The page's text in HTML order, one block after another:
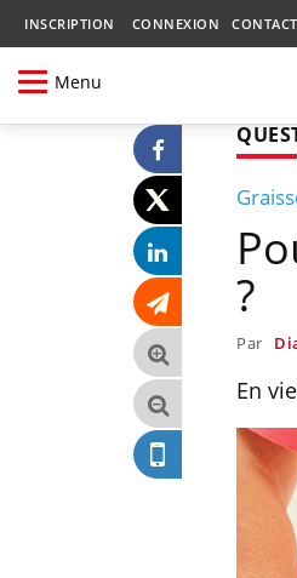
INSCRIPTION CONNEXION CONTACT
Menu
?
Par
En